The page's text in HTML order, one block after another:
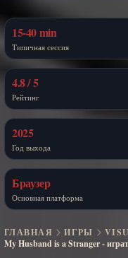
15-40 min
Типичная сессия
4.8 / 5
Рейтинг
2025
Год выхода
Браузер
Основная платформа
ГЛАВНАЯ ИГРЫ
My Husband is a Stranger -